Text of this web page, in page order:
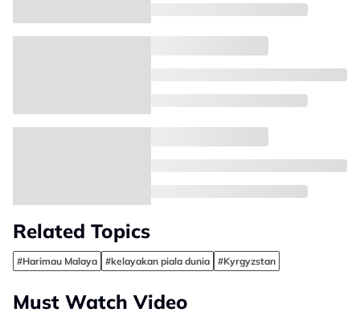
Related Topics
#Harimau Malaya #kelayakan piala dunia #Kyrgyzstan
Must Watch Video